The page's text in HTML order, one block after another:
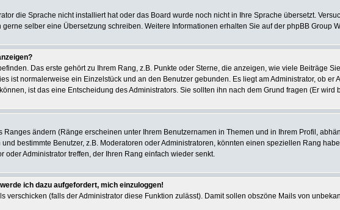
die Sprache nicht installiert hat oder das Board wurde noch nicht in Ihre Sprache übersetzt.
selber eine Übersetzung schreiben. Weitere Informationen erhalten Sie auf der phpBB Group
Das erste gehört zu Ihrem Rang, z.B. Punkte oder Sterne, die anzeigen, wie viele Beiträge
ist normalerweise ein Einzelstück und an den Benutzer gebunden. Es liegt am Administrator, ob
ist das eine Entscheidung des Administrators. Sie sollten ihn nach dem Grund fragen (Er wird
ändern (Ränge erscheinen unter Ihrem Benutzernamen in Themen und in Ihrem Profil,
bestimmte Benutzer, z.B. Moderatoren oder Administratoren, könnten einen speziellen Rang
oder Administrator treffen, der Ihren Rang einfach wieder senkt.
ich dazu aufgefordert, mich einzuloggen!
verschicken (falls der Administrator diese Funktion zulässt). Damit sollen obszöne Mails von